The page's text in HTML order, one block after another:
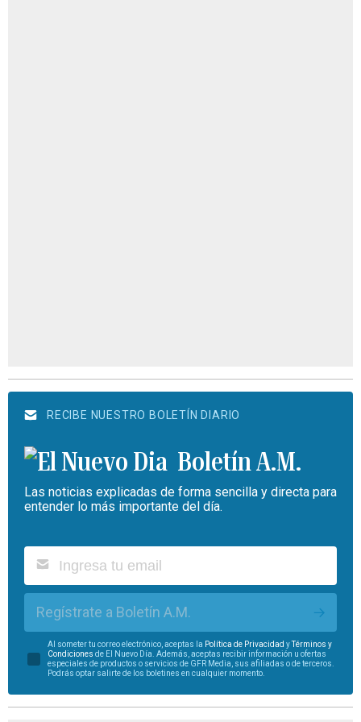
RECIBE NUESTRO BOLETÍN DIARIO
Boletín A.M.
Las noticias explicadas de forma sencilla y directa para
entender lo más importante del día.
Regístrate a Boletín A.M.
Al someter tu correo electrónico, aceptas la Política de Privacidad yTérminos y
Condiciones de El Nuevo Día. Además, aceptas recibir información u ofertas
especiales de productos o servicios de GFR Media, sus afiliadas o de terceros.
Podrás optar salirte de los boletines en cualquier momento.